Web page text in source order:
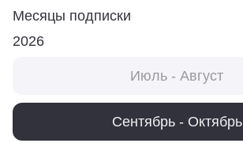
Месяцы подписки
2026
Июль - Август
Сентябрь - Октябрь